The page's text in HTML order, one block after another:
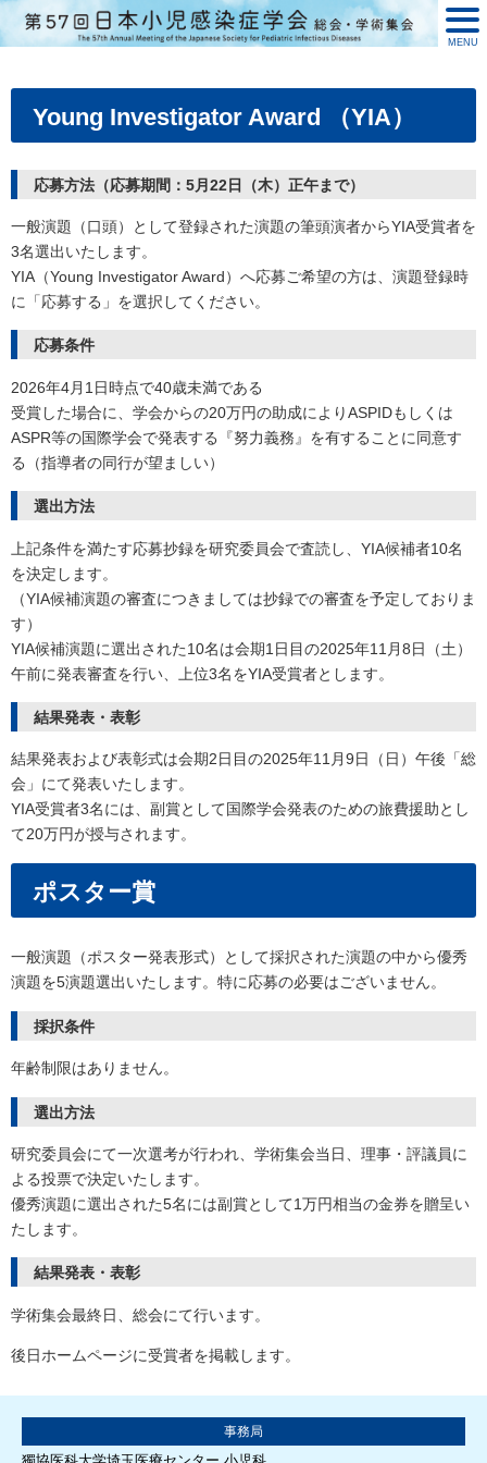
MENU
Young Investigator Award （YIA）
応募方法（応募期間：5月22日（木）正午まで）
一般演題（口頭）として登録された演題の筆頭演者からYIA受賞者を
3名選出いたします。
YIA（Young Investigator Award）へ応募ご希望の方は、演題登録時
に「応募する」を選択してください。
応募条件
2026年4月1日時点で40歳未満である
受賞した場合に、学会からの20万円の助成によりASPIDもしくは
ASPR等の国際学会で発表する『努力義務』を有することに同意す
る（指導者の同行が望ましい）
選出方法
上記条件を満たす応募抄録を研究委員会で査読し、YIA候補者10名
を決定します。
（YIA候補演題の審査につきましては抄録での審査を予定しておりま
す）
YIA候補演題に選出された10名は会期1日目の2025年11月8日（土）
午前に発表審査を行い、上位3名をYIA受賞者とします。
結果発表・表彰
結果発表および表彰式は会期2日目の2025年11月9日（日）午後「総
会」にて発表いたします。
YIA受賞者3名には、副賞として国際学会発表のための旅費援助とし
て20万円が授与されます。
ポスター賞
一般演題（ポスター発表形式）として採択された演題の中から優秀
演題を5演題選出いたします。特に応募の必要はございません。
採択条件
年齢制限はありません。
選出方法
研究委員会にて一次選考が行われ、学術集会当日、理事・評議員に
よる投票で決定いたします。
優秀演題に選出された5名には副賞として1万円相当の金券を贈呈い
たします。
結果発表・表彰
学術集会最終日、総会にて行います。
後日ホームページに受賞者を掲載します。
事務局